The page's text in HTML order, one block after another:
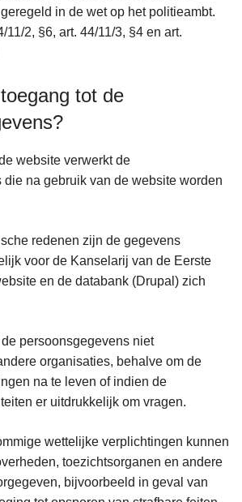
in de wet op het politieambt.
11/2, §6, art. 44/11/3, §4 en art.
tot de
website verwerkt de
die na gebruik van de website worden
redenen zijn de gegevens
voor de Kanselarij van de Eerste
en de databank (Drupal) zich
persoonsgegevens niet
organisaties, behalve om de
na te leven of indien de
er uitdrukkelijk om vragen.
wettelijke verplichtingen kunnen
toezichtsorganen en andere
bijvoorbeeld in geval van